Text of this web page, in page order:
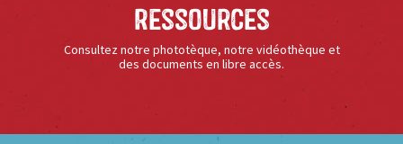
Ressources
Consultez notre phototèque, notre vidéothèque et
des documents en libre accès.